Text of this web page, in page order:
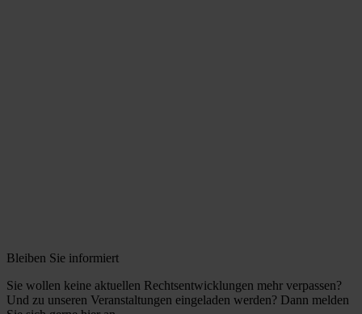
Bleiben Sie informiert
Sie wollen keine aktuellen Rechtsentwicklungen mehr verpassen?
Und zu unseren Veranstaltungen eingeladen werden? Dann melden